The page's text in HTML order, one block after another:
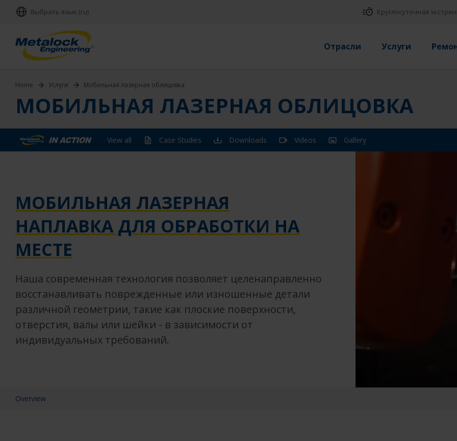
Выбрать язык (ru) Круглосуточная
Отрасли Услуги
Home Услуги Мобильная лазерная облицовка
МОБИЛЬНАЯ ЛАЗЕРНАЯ ОБЛИЦОВКА
View all Case Studies Downloads Videos Gallery
МОБИЛЬНАЯ ЛАЗЕРНАЯ
НАПЛАВКА ДЛЯ ОБРАБОТКИ НА
МЕСТЕ
Наша современная технология позволяет целенаправленно
восстанавливать поврежденные или изношенные детали
различной геометрии, такие как плоские поверхности,
отверстия, валы или шейки - в зависимости от
индивидуальных требований.
Overview